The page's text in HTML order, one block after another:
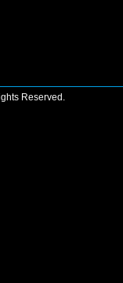
Reserved.